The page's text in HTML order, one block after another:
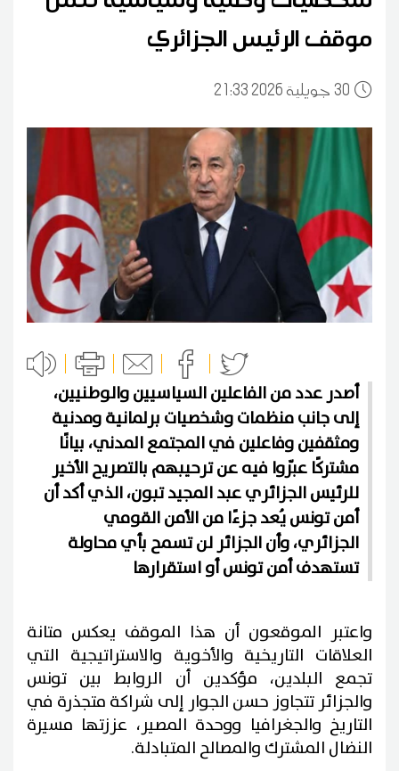
موقف الرئيس الجزائري
3021:33 2026 جويلية
أصدر عدد من الفاعلين السياسيين والوطنيين،
إلى جانب منظمات وشخصيات برلمانية ومدنية
ومثقفين وفاعلين في المجتمع المدني، بيانًا
مشتركًا عبّروا فيه عن ترحيبهم بالتصريح الأخير
للرئيس الجزائري عبد المجيد تبون، الذي أكد أن
أمن تونس يُعد جزءًا من الأمن القومي
الجزائري، وأن الجزائر لن تسمح بأي محاولة
تستهدف أمن تونس أو استقرارها
واعتبر الموقعون أن هذا الموقف يعكس متانة
العلاقات التاريخية والأخوية والاستراتيجية التي
تجمع البلدين، مؤكدين أن الروابط بين تونس
والجزائر تتجاوز حسن الجوار إلى شراكة متجذرة في
التاريخ والجغرافيا ووحدة المصير، عززتها مسيرة
النضال المشترك والمصالح المتبادلة.